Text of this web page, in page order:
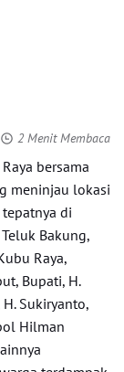
2 Menit Membaca
bersama
meninjau lokasi
di
Bakung,
Raya,
Bupati, H.
Sukiryanto,
Hilman